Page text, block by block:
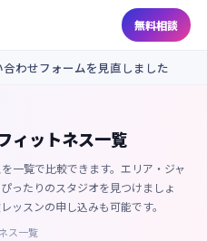
無料相談
わせフォームを見直しました
ィットネス一覧
一覧で比較できます。エリア・ジャ
ったりのスタジオを見つけましょ
ッスンの申し込みも可能です。
ス一覧